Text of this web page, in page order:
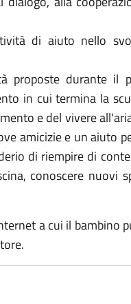
di aiuto nello
proposte durante il
in cui termina la
e del vivere
amicizie e un aiuto
di riempire di
conoscere nuovi
a cui il bambino